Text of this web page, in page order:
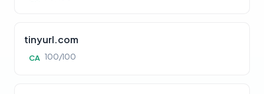
tinyurl.com
CA 100/100